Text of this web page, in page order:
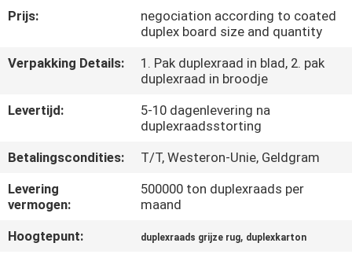
MET
OP
NIEUWS
GEVALLEN
SITEMAP
Prijs:
negociation according to coated
duplex board size and quantity
Verpakking Details:
1. Pak duplexraad in blad, 2. pak
duplexraad in broodje
Levertijd:
5-10 dagenlevering na
duplexraadsstorting
Betalingscondities:
T/T, Westeron-Unie, Geldgram
Levering
vermogen:
500000 ton duplexraads per
maand
Hoogtepunt:
duplexraads grijze rug, duplexkarton